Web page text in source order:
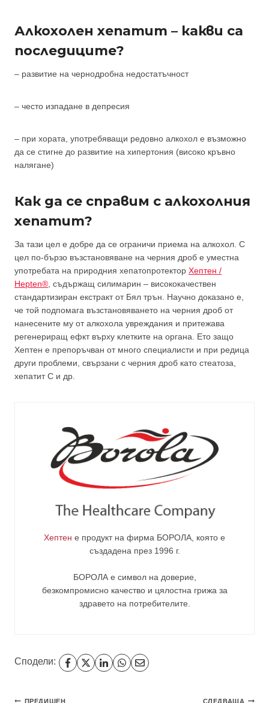
Алкохолен хепатит – какви са
последиците?
– развитие на чернодробна недостатъчност
– често изпадане в депресия
– при хората, употребяващи редовно алкохол е възможно
да се стигне до развитие на хипертония (високо кръвно
налягане)
Как да се справим с алкохолния
хепатит?
За тази цел е добре да се ограничи приема на алкохол. С
цел по-бързо възстановяване на черния дроб е уместна
употребата на природния хепатопротектор Хептен /
Hepten® , съдържащ силимарин – висококачествен
стандартизиран екстракт от Бял трън. Научно доказано е,
че той подпомага възстановяването на черния дроб от
нанесените му от алкохола увреждания и притежава
регенериращ ефкт върху клетките на органа. Ето защо
Хептен е препоръчван от много специалисти и при редица
други проблеми, свързани с черния дроб като стеатоза,
хепатит С и др.
Хептен е продукт на фирма БОРОЛА , която е
създадена през 1996 г.
БОРОЛА е символ на доверие,
безкомпромисно качество и цялостна грижа за
здравето на потребителите
Сподели:
ПРЕДИШЕН СЛЕДВАЩА